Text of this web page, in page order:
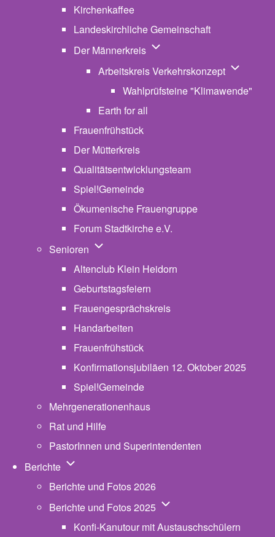
Kirchenkaffee
Landeskirchliche Gemeinschaft
Der Männerkreis Unternavigation von Der
Arbeitskreis Verkehrskonzept
Wahlprüfsteine "Klimawende"
Earth for all
Frauenfrühstück
Der Mütterkreis
Qualitätsentwicklungsteam
Spiel!Gemeinde
Ökumenische Frauengruppe
Forum Stadtkirche e.V.
Senioren Unternavigation von Senioren
Altenclub Klein Heidorn
Geburtstagsfeiern
Frauengesprächskreis
Handarbeiten
Frauenfrühstück
Konfirmationsjubiläen 12. Oktober 2025
Spiel!Gemeinde
Mehrgenerationenhaus
Rat und Hilfe
PastorInnen und Superintendenten
Berichte Unternavigation von Berichte
Berichte und Fotos 2026
Berichte und Fotos 2025 Unternavigation von
Konfi-Kanutour mit Austauschschülern